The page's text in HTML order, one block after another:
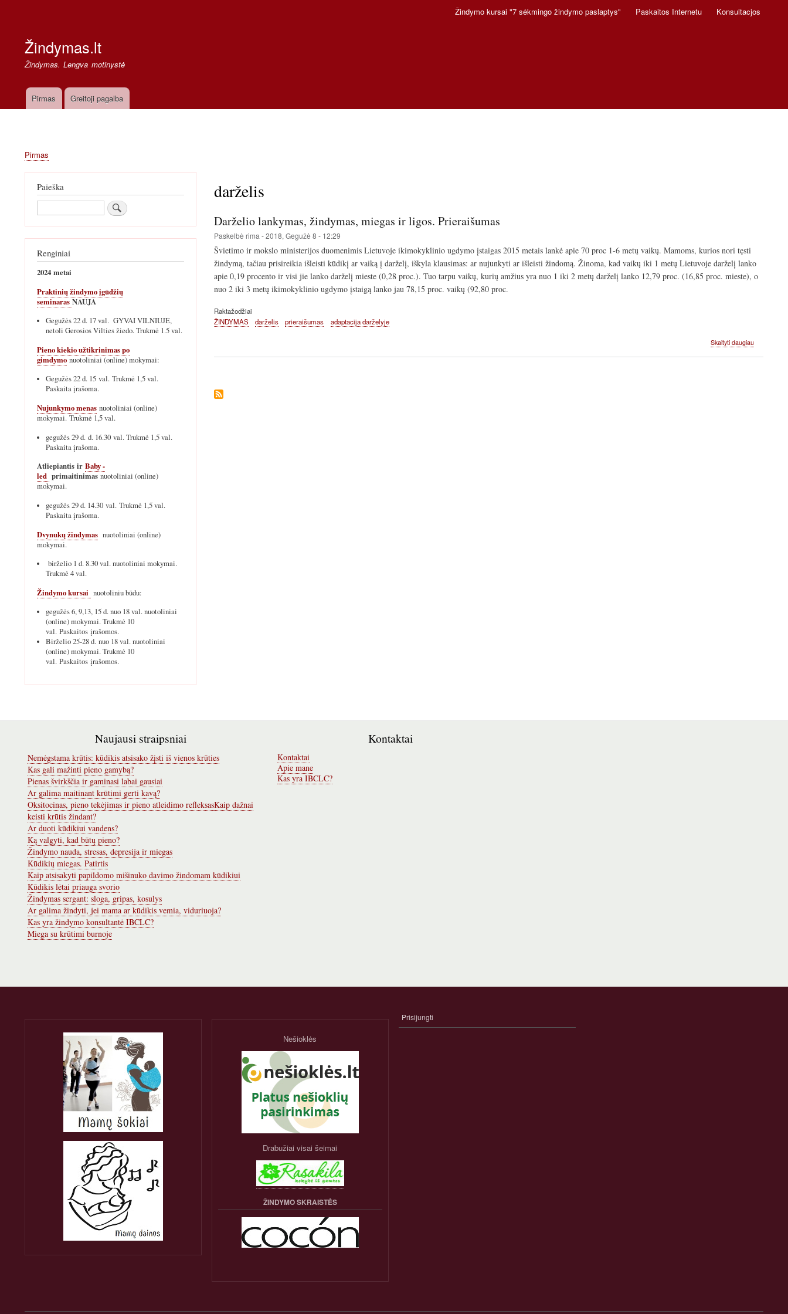
Žindymo kursai "7 sėkmingo žindymo paslaptys" Paskaitos Internetu Konsultacjos
Žindymas.lt
Žindymas. Lengva motinystė
Pagrindinė
Pirmas Greitoji pagalba
Kelias
Pirmas
darželis
Darželio lankymas, žindymas, miegas ir ligos. Prieraišumas
Paskelbė rima -2018, Gegužė 8 - 12:29
Švietimo ir mokslo ministerijos duomenimis Lietuvoje ikimokyklinio ugdymo įstaigas 2015 metais lankė apie 70 proc 1-6 metų vaikų. Mamoms, kurios nori tęsti
žindymą, tačiau prisireikia išleisti kūdikį ar vaiką į darželį, iškyla klausimas: ar nujunkyti ar išleisti žindomą. Žinoma, kad vaikų iki 1 metų Lietuvoje darželį lanko
apie 0,19 procento ir visi jie lanko darželį mieste (0,28 proc.). Tuo tarpu vaikų, kurių amžius yra nuo 1 iki 2 metų darželį lanko 12,79 proc. (16,85 proc. mieste), o
nuo 2 iki 3 metų ikimokyklinio ugdymo įstaigą lanko jau 78,15 proc. vaikų (92,80 proc.
Raktažodžiai
ŽINDYMAS
darželis prieraišumas adaptacija darželyje
Skaityti daugiauapie
Paieška
Paieška
Renginiai
2024 metai
Praktinių žindymo įgūdžių
seminaras NAUJA
Gegužės 22 d. 17 val. GYVAI VILNIUJE,
netoli Gerosios Vilties žiedo. Trukmė 1.5 val.
Pieno kiekio užtikrinimas po
gimdymo nuotoliniai (online) mokymai:
Gegužės 22 d. 15 val. Trukmė 1,5 val.
Paskaita įrašoma.
Nujunkymo menas nuotoliniai (online)
mokymai. Trukmė 1,5 val.
gegužės 29 d. d. 16.30 val. Trukmė 1,5 val.
Paskaita įrašoma.
Atliepiantis ir Baby -
led primaitinimas nuotoliniai (online)
mokymai.
gegužės 29 d. 14.30 val. Trukmė 1,5 val.
Paskaita įrašoma.
Dvynukų žindymas nuotoliniai (online)
mokymai.
birželio 1 d. 8.30 val. nuotoliniai mokymai.
Trukmė 4 val.
Žindymo kursai nuotoliniu būdu:
gegužės 6, 9,13, 15 d. nuo 18 val. nuotoliniai
(online) mokymai. Trukmė 10
val. Paskaitos įrašomos.
Birželio 25-28 d. nuo 18 val. nuotoliniai
(online) mokymai. Trukmė 10
val. Paskaitos įrašomos.
Naujausi straipsniai
Nemėgstama krūtis: kūdikis atsisako žįsti iš vienos krūties
Kas gali mažinti pieno gamybą?
Pienas švirkščia ir gaminasi labai gausiai
Ar galima maitinant krūtimi gerti kavą?
Oksitocinas, pieno tekėjimas ir pieno atleidimo refleksasKaip dažnai
keisti krūtis žindant?
Ar duoti kūdikiui vandens?
Ką valgyti, kad būtų pieno?
Žindymo nauda, stresas, depresija ir miegas
Kūdikių miegas. Patirtis
Kaip atsisakyti papildomo mišinuko davimo žindomam kūdikiui
Kūdikis lėtai priauga svorio
Žindymas sergant: sloga, gripas, kosulys
Ar galima žindyti, jei mama ar kūdikis vemia, viduriuoja?
Kas yra žindymo konsultantė IBCLC?
Miega su krūtimi burnoje
Kontaktai
Kontaktai
Apie mane
Kas yra IBCLC?
Nešioklės
Drabužiai visai šeimai
ŽINDYMO SKRAISTĖS
NARIO
Prisijungti